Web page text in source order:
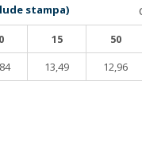
stampa)
15 50
13,49 12,96